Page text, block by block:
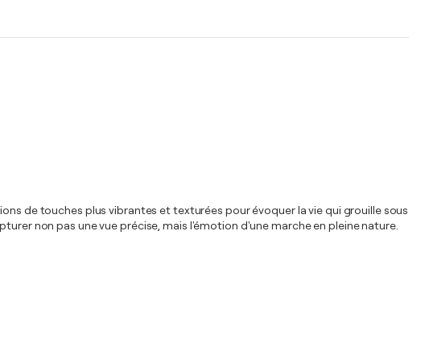
de touches plus vibrantes et texturées pour évoquer la vie qui grouille sous
non pas une vue précise, mais l'émotion d'une marche en pleine nature.